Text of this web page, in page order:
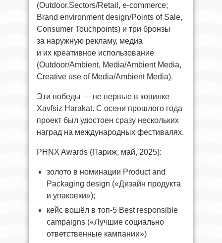
(Outdoor.Sectors/Retail, e-commerce;
Brand environment design/Points of Sale,
Consumer Touchpoints) и три бронзы
за наружную рекламу, медиа
и их креативное использование
(Outdoor/Ambient, Media/Ambient Media,
Creative use of Media/Ambient Media).
Эти победы — не первые в копилке
Xavfsiz Harakat. С осени прошлого года
проект был удостоен сразу нескольких
наград на международных фестивалях.
PHNX Awards (Париж, май, 2025):
золото в номинации Product and
Packaging design («Дизайн продукта
и упаковки»);
кейс вошёл в топ-5 Best responsible
campaigns («Лучшие социально
ответственные кампании»)